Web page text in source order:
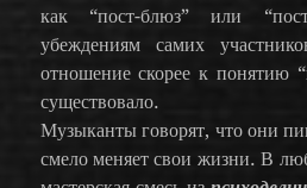
как “пост-блюз” или
убеждениям самих
отношение скорее к понятию
существовало.
Музыканты говорят, что они
смело меняет свои жизни. В